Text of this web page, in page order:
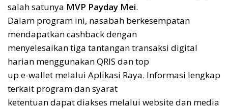
salah satunya MVP Payday Mei.
Dalam program ini, nasabah berkesempatan
mendapatkan cashback dengan
menyelesaikan tiga tantangan transaksi digital
harian menggunakan QRIS dan top
up e-wallet melalui Aplikasi Raya. Informasi lengkap
terkait program dan syarat
ketentuan dapat diakses melalui website dan media